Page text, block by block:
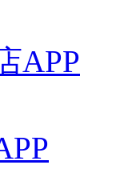
APP